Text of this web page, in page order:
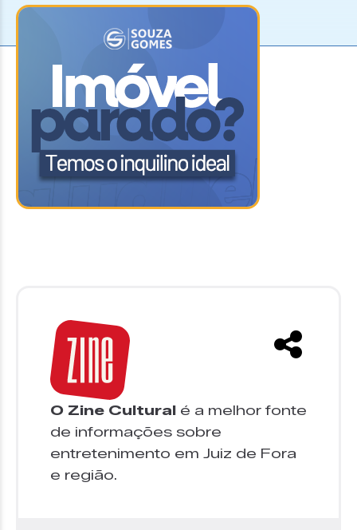
O Zine Cultural é a melhor fonte
de informações sobre
entretenimento em Juiz de Fora
e região.